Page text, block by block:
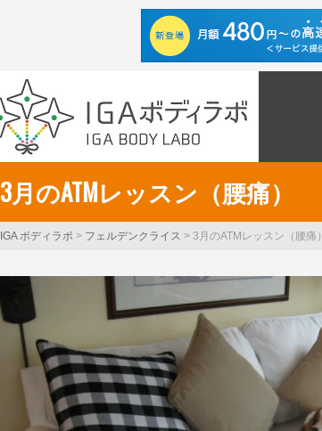
3月のATMレッスン（腰痛）
IGA ボディラボ > フェルデンクライス > 3月のATMレッスン（腰痛）